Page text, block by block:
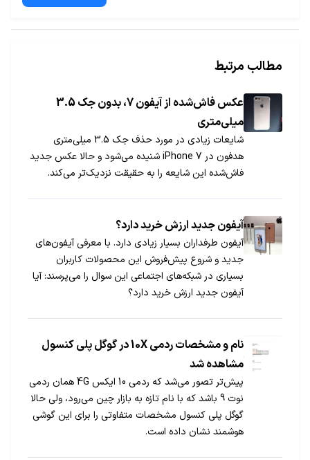
مطالب مرتبط
عکس فاش‌شده از آیفون 7، بدون جک 3.5
میلی‌متری
شایعات زیادی در مورد حذف جک 3.5 میلی‌متری
هدفون در iPhone 7 شنیده می‌شود و حالا عکس جدید
فاش‌شده این شایعه را به حقیقت نزدیک‌تر می‌کند.
آیفون جدید ارزش خرید دارد؟
آیفون طرفداران بسیار زیادی دارد. با معرفی آیفون‌های
جدید و شروع پیش‌فروش این محصولات کاربران
بسیاری در شبکه‌های اجتماعی این سوال را می‌پرسند: آیا
آیفون جدید ارزش خرید دارد؟
نام و مشخصات ردمی 10X در گوگل پلی کنسول
مشاهده شد
پیش‌تر تصور می‌شد که ردمی 10 ایکس 4G همان ردمی
نوت 9 باشد که با نام تازه به بازار چین می‌رود، ولی حالا
گوگل پلی کنسول مشخصات متفاوتی را برای این گوشی
هوشمند نشان داده است.